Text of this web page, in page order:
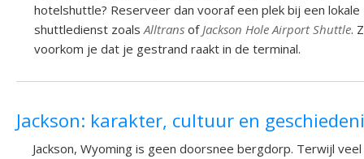
hotelshuttle? Reserveer dan vooraf een plek bij een lokale
shuttledienst zoalsAlltrans of Jackson Hole Airport Shuttle.
voorkom je dat je gestrand raakt in de terminal.
Jackson: karakter, cultuur en
Jackson, Wyoming is geen doorsnee bergdorp. Terwijl veel